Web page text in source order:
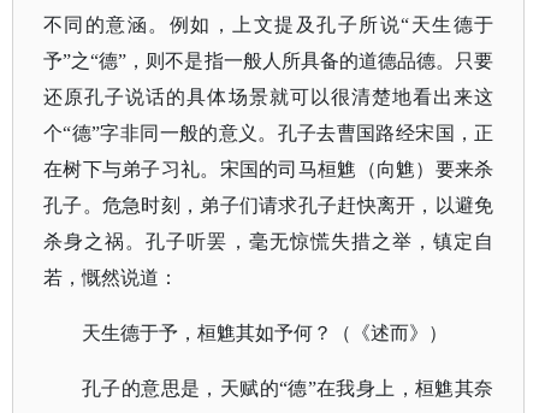
不同的意涵。例如，上文提及孔子所说“天生德于
予”之“德”，则不是指一般人所具备的道德品德。只要
还原孔子说话的具体场景就可以很清楚地看出来这
个“德”字非同一般的意义。孔子去曹国路经宋国，正
在树下与弟子习礼。宋国的司马桓魋（向魋）要来杀
孔子。危急时刻，弟子们请求孔子赶快离开，以避免
杀身之祸。孔子听罢，毫无惊慌失措之举，镇定自
若，慨然说道：
天生德于予，桓魋其如予何？（《述而》）
孔子的意思是，天赋的“德”在我身上，桓魋其奈